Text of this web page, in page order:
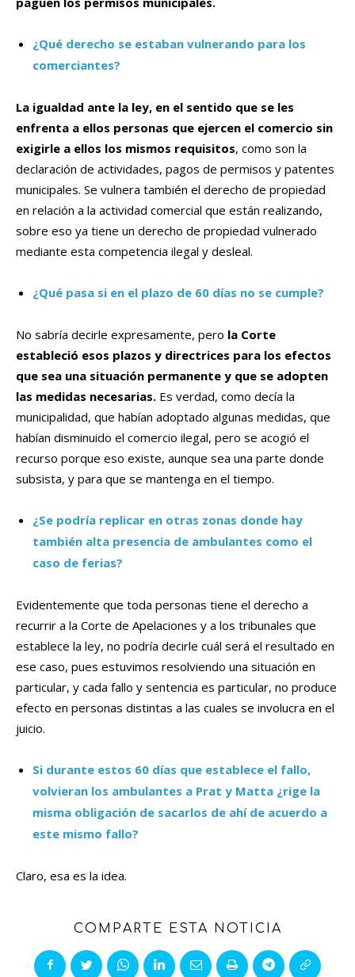
¿Qué derecho se estaban vulnerando para los
comerciantes?
La igualdad ante la ley, en el sentido que se les
enfrenta a ellos personas que ejercen el comercio sin
exigirle a ellos los mismos requisitos, como son la
declaración de actividades, pagos de permisos y patentes
municipales. Se vulnera también el derecho de propiedad
en relación a la actividad comercial que están realizando,
sobre eso ya tiene un derecho de propiedad vulnerado
mediante esta competencia ilegal y desleal.
¿Qué pasa si en el plazo de 60 días no se cumple?
No sabría decirle expresamente, pero la Corte
estableció esos plazos y directrices para los efectos
que sea una situación permanente y que se adopten
las medidas necesarias. Es verdad, como decía la
municipalidad, que habían adoptado algunas medidas, que
habían disminuido el comercio ilegal, pero se acogió el
recurso porque eso existe, aunque sea una parte donde
subsista, y para que se mantenga en el tiempo.
¿Se podría replicar en otras zonas donde hay
también alta presencia de ambulantes como el
caso de ferias?
Evidentemente que toda personas tiene el derecho a
recurrir a la Corte de Apelaciones y a los tribunales que
establece la ley, no podría decirle cuál será el resultado en
ese caso, pues estuvimos resolviendo una situación en
particular, y cada fallo y sentencia es particular, no produce
efecto en personas distintas a las cuales se involucra en el
juicio.
Si durante estos 60 días que establece el fallo,
volvieran los ambulantes a Prat y Matta ¿rige la
misma obligación de sacarlos de ahí de acuerdo a
este mismo fallo?
Claro, esa es la idea.
COMPARTE ESTA NOTICIA